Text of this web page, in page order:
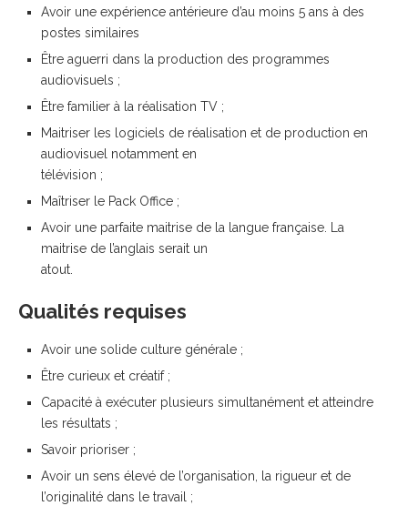
Avoir une expérience antérieure d’au moins 5 ans à des
postes similaires
Être aguerri dans la production des programmes
audiovisuels ;
Être familier à la réalisation TV ;
Maitriser les logiciels de réalisation et de production en
audiovisuel notamment en
télévision ;
Maîtriser le Pack Office ;
Avoir une parfaite maitrise de la langue française. La
maitrise de l’anglais serait un
atout.
Qualités requises
Avoir une solide culture générale ;
Être curieux et créatif ;
Capacité à exécuter plusieurs simultanément et atteindre
les résultats ;
Savoir prioriser ;
Avoir un sens élevé de l’organisation, la rigueur et de
l’originalité dans le travail ;